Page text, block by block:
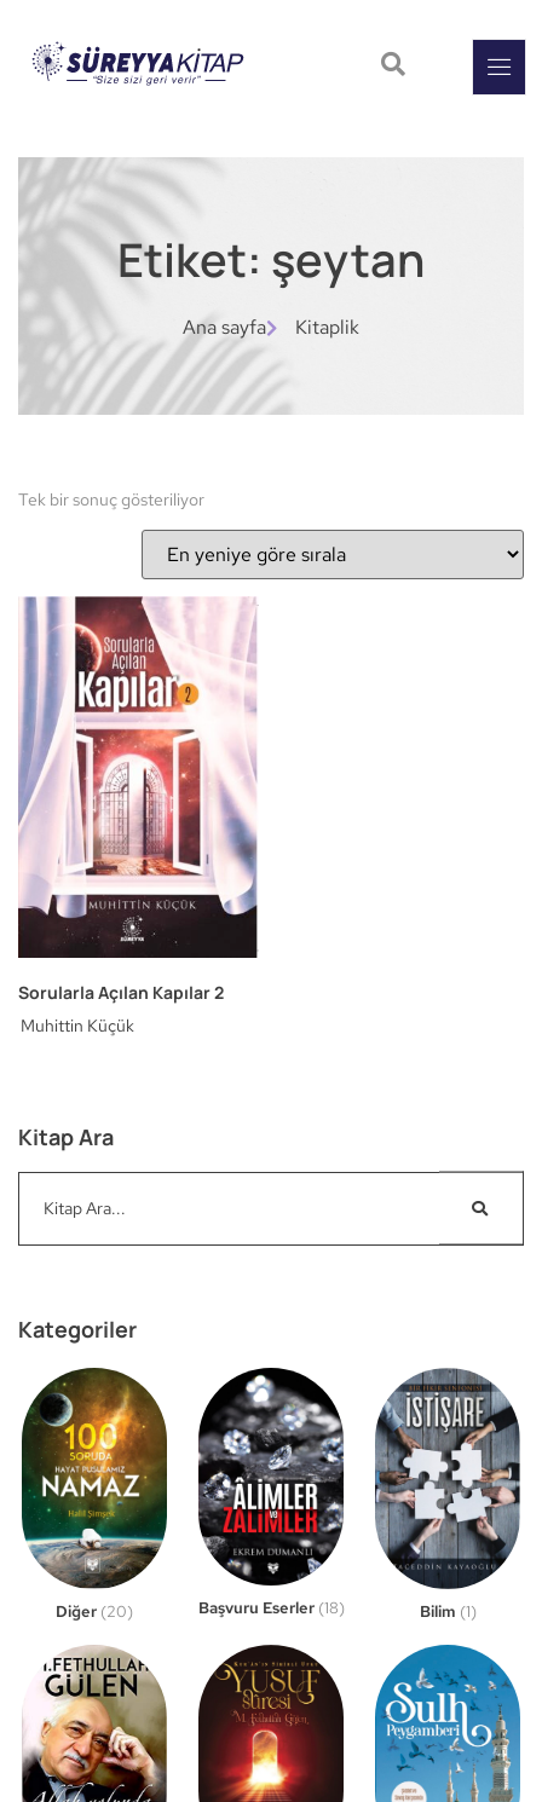
Etiket: şeytan
Ana sayfa Kitaplik
Kitap Ara
Kategoriler
Diğer (20) Başvuru Eserler (18) Bilim (1)
Tek bir sonuç gösteriliyor
Sorularla Açılan Kapılar 2
Muhittin Küçük